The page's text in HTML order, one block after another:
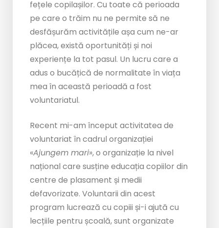
fețele copilașilor. Cu toate că perioada
pe care o trăim nu ne permite să ne
desfășurăm activitățile așa cum ne-ar
plăcea, există oportunități și noi
experiențe la tot pasul. Un lucru care a
adus o bucățică de normalitate în viața
mea în această perioadă a fost
voluntariatul.
Recent mi-am început activitatea de
voluntariat în cadrul organizației
«Ajungem mari», o organizație la nivel
național care susține educația copiilor din
centre de plasament și medii
defavorizate. Voluntarii din acest
program lucrează cu copiii și-i ajută cu
lecțiile pentru școală, sunt organizate